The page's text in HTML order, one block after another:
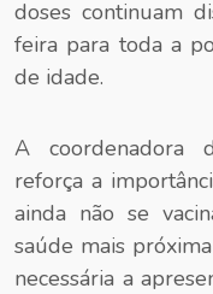
doses continuam
feira para toda a
de idade.
A coordenadora
reforça a
ainda não se
saúde mais
necessária a